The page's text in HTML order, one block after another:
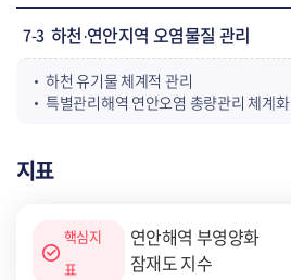
7-3 하천·연안지역 오염물질 관리
하천 유기물 체계적 관리
특별관리해역 연안오염 총량관리 체계화
지표
핵심지
표
연안해역 부영양화
잠재도 지수